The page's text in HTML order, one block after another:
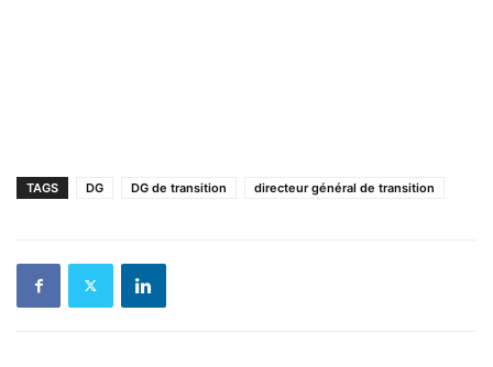
TAGS DG DG de transition directeur général de transition